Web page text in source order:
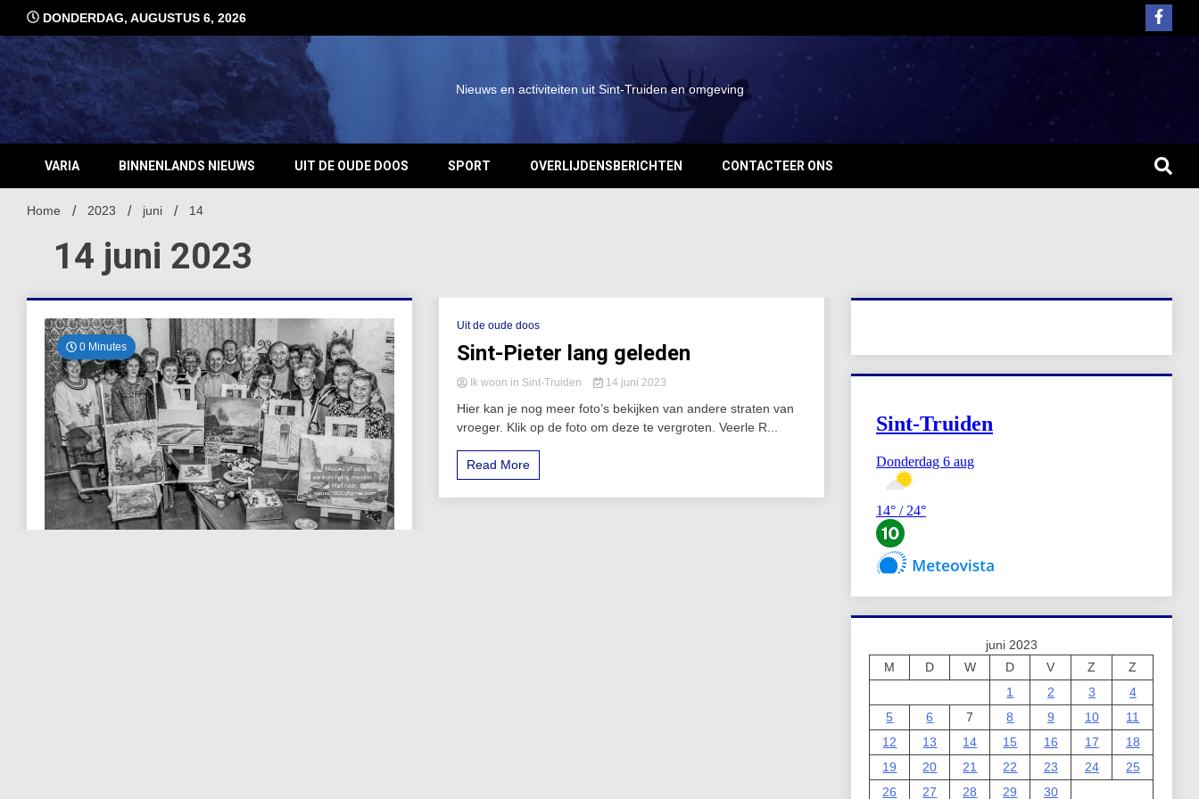
inhoud
DONDERDAG, AUGUSTUS 6, 2026
Nieuws en activiteiten uit Sint-Truiden en omgeving
VARIA BINNENLANDS NIEUWS UIT DE OUDE DOOS SPORT OVERLIJDENSBERICHTEN CONTACTEER ONS
Home 2023 juni 14
14 juni 2023
0 Minutes
Uit de oude doos
Sint-Pieter lang geleden
Ik woon in Sint-Truiden 14 juni 2023
Hier kan je nog meer foto’s bekijken van andere straten van
vroeger. Klik op de foto om deze te vergroten. Veerle R...
Read More
juni 2023
M
D W D V Z
Z
1
2 3
4
5
6 7 8 9 10
11
12
13 14 15 16 17
18
19
20 21 22 23 24
25
26
27 28 29 30